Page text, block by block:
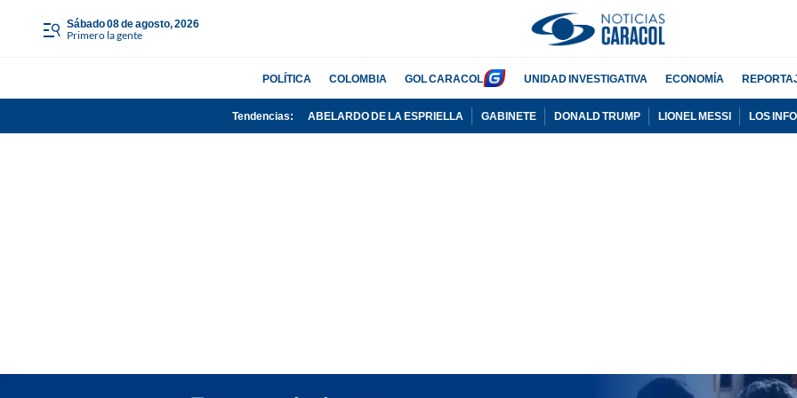
sábado 08 de agosto, 2026
Primero la gente
POLÍTICA COLOMBIA GOL CARACOL UNIDAD INVESTIGATIVA ECONOMÍA
Tendencias: ABELARDO DE LA ESPRIELLA GABINETE DONALD TRUMP LIONEL MESSI LOS